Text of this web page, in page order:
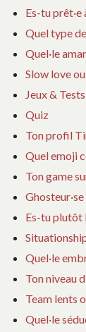
Es-tu prêt·e
Quel type
Quel·le
Slow love
Jeux & Tests
Quiz
Ton profil
Quel emoji
Ton game
Es-tu plutôt
Quel·le
Ton niveau
Team lents
Quel·le